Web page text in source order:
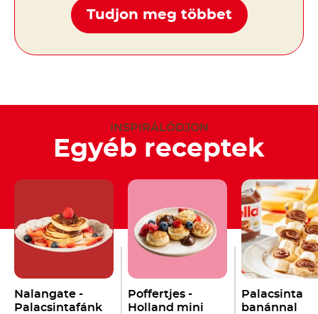
Tudjon meg többet
INSPIRÁLÓDJON
Egyéb receptek
Nalangate -
Palacsintafánk
Poffertjes -
Holland mini
Palacsinta
banánnal